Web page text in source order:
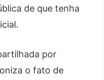
de que tenha
por
o fato de